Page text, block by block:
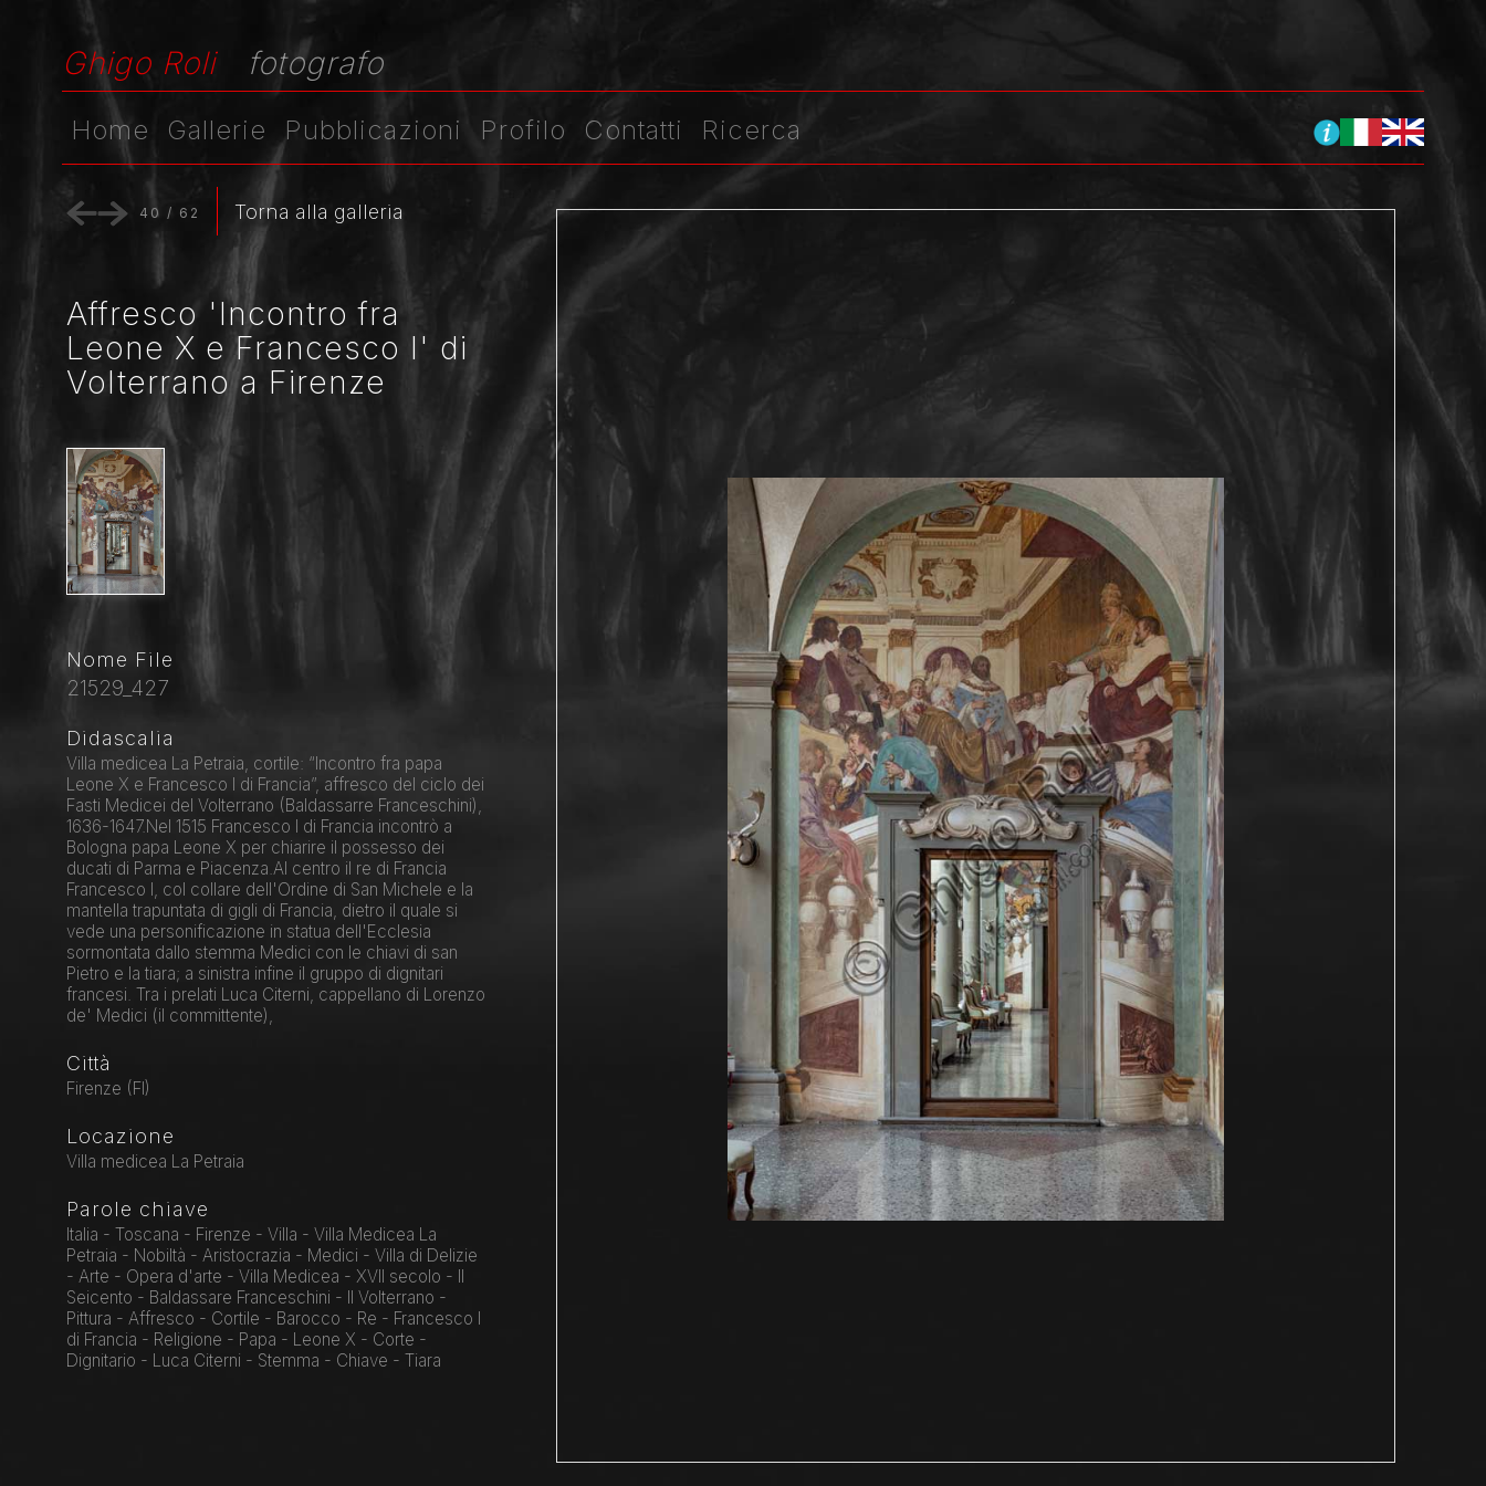
Ghigo Roli fotografo
Home Gallerie Pubblicazioni Profilo Contatti Ricerca
40 / 62 Torna alla galleria
Affresco 'Incontro fra
Leone X e Francesco I' di
Volterrano a Firenze
Nome File
21529_427
Didascalia
Villa medicea La Petraia, cortile: “Incontro fra papa
Leone X e Francesco I di Francia”, affresco del ciclo dei
Fasti Medicei del Volterrano (Baldassarre Franceschini),
1636-1647.Nel 1515 Francesco I di Francia incontrò a
Bologna papa Leone X per chiarire il possesso dei
ducati di Parma e Piacenza.Al centro il re di Francia
Francesco I, col collare dell'Ordine di San Michele e la
mantella trapuntata di gigli di Francia, dietro il quale si
vede una personificazione in statua dell'Ecclesia
sormontata dallo stemma Medici con le chiavi di san
Pietro e la tiara; a sinistra infine il gruppo di dignitari
francesi. Tra i prelati Luca Citerni, cappellano di Lorenzo
de' Medici (il committente),
Città
Firenze (FI)
Locazione
Villa medicea La Petraia
Parole chiave
Italia - Toscana - Firenze - Villa - Villa Medicea La
Petraia - Nobiltà - Aristocrazia - Medici - Villa di Delizie
- Arte - Opera d'arte - Villa Medicea - XVII secolo - Il
Seicento - Baldassare Franceschini - Il Volterrano -
Pittura - Affresco - Cortile - Barocco - Re - Francesco I
di Francia - Religione - Papa - Leone X - Corte -
Dignitario - Luca Citerni - Stemma - Chiave - Tiara